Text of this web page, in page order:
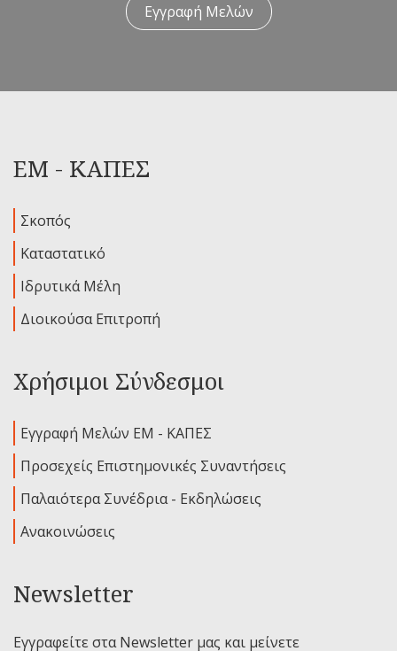
Εγγραφή Μελών
ΕΜ - ΚΑΠΕΣ
Σκοπός
Καταστατικό
Ιδρυτικά Μέλη
Διοικούσα Επιτροπή
Χρήσιμοι Σύνδεσμοι
Εγγραφή Μελών ΕΜ - ΚΑΠΕΣ
Προσεχείς Επιστημονικές Συναντήσεις
Παλαιότερα Συνέδρια - Εκδηλώσεις
Ανακοινώσεις
Newsletter
Εγγραφείτε στα Newsletter μας και μείνετε